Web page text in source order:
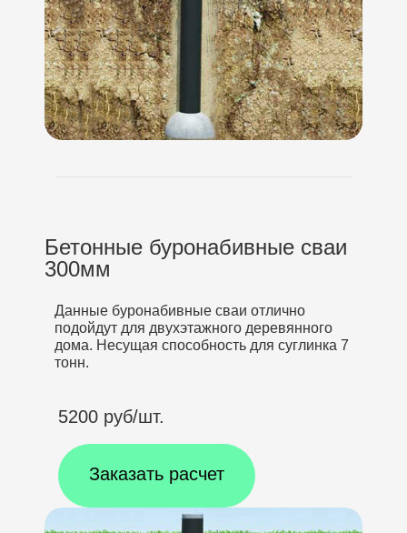
Бетонные буронабивные сваи
300мм
Данные буронабивные сваи отлично
подойдут для двухэтажного деревянного
дома. Несущая способность для суглинка 7
тонн.
5200 руб/шт.
Заказать расчет